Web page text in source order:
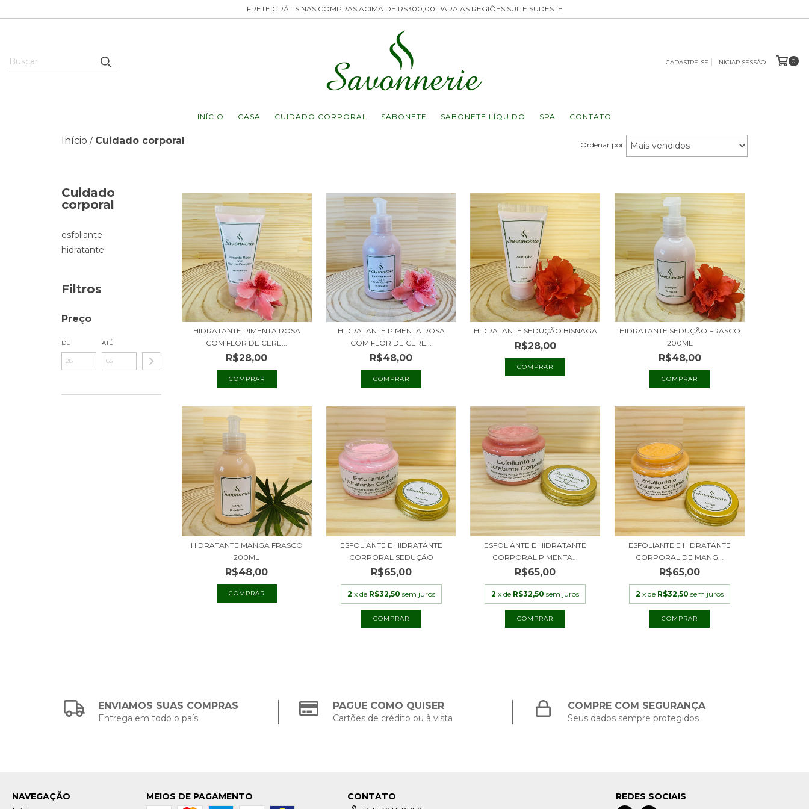
FRETE GRÁTIS NAS COMPRAS ACIMA DE R$300,00 PARA AS REGIÕES SUL E SUDESTE
CADASTRE-SE INICIAR SESSÃO 0
INÍCIO CASA CUIDADO CORPORAL SABONETE SABONETE LÍQUIDO SPA CONTATO
Início / Cuidado corporal Ordenar por
Cuidado
corporal
esfoliante
hidratante
Filtros
Preço
DE ATÉ
HIDRATANTE PIMENTA ROSA
COM FLOR DE CERE...
R$28,00
HIDRATANTE PIMENTA ROSA
COM FLOR DE CERE...
R$48,00
HIDRATANTE SEDUÇÃO BISNAGA
R$28,00
HIDRATANTE SEDUÇÃO FRASCO
200ML
R$48,00
HIDRATANTE MANGA FRASCO
200ML
R$48,00
ESFOLIANTE E HIDRATANTE
CORPORAL SEDUÇÃO
R$65,00
2 x de R$32,50 sem juros
ESFOLIANTE E HIDRATANTE
CORPORAL PIMENTA...
R$65,00
2 x de R$32,50 sem juros
ESFOLIANTE E HIDRATANTE
CORPORAL DE MANG...
R$65,00
2 x de R$32,50 sem juros
ENVIAMOS SUAS COMPRAS
Entrega em todo o país
PAGUE COMO QUISER
Cartões de crédito ou à vista
COMPRE COM SEGURANÇA
Seus dados sempre protegidos
NAVEGAÇÃO
MEIOS DE PAGAMENTO
CONTATO
REDES SOCIAIS